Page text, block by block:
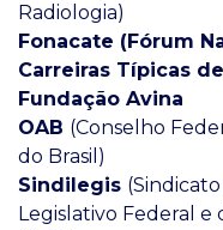
Radiologia)
Fonacate (Fórum
Carreiras Típicas
Fundação Avina
OAB (Conselho
do Brasil)
Sindilegis
Legislativo Federal e